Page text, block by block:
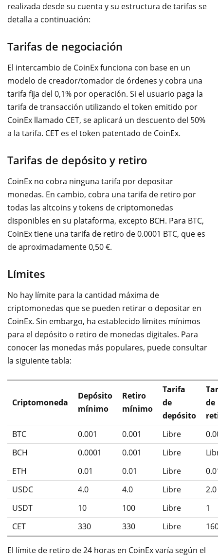
realizada desde su cuenta y su estructura de tarifas se
detalla a continuación:
Tarifas de negociación
El intercambio de CoinEx funciona con base en un
modelo de creador/tomador de órdenes y cobra una
tarifa fija del 0,1% por operación. Si el usuario paga la
tarifa de transacción utilizando el token emitido por
CoinEx llamado CET, se aplicará un descuento del 50%
a la tarifa. CET es el token patentado de CoinEx.
Tarifas de depósito y retiro
CoinEx no cobra ninguna tarifa por depositar
monedas. En cambio, cobra una tarifa de retiro por
todas las altcoins y tokens de criptomonedas
disponibles en su plataforma, excepto BCH. Para BTC,
CoinEx tiene una tarifa de retiro de 0.0001 BTC, que es
de aproximadamente 0,50 €.
Límites
No hay límite para la cantidad máxima de
criptomonedas que se pueden retirar o depositar en
CoinEx. Sin embargo, ha establecido límites mínimos
para el depósito o retiro de monedas digitales. Para
conocer las monedas más populares, puede consultar
la siguiente tabla:
Criptomoneda
Depósito
mínimo
Retiro
mínimo
Tarifa
de
depósito
de
BTC
0.001 0.001 Libre
BCH
0.0001 0.001 Libre
ETH
0.01 0.01 Libre
USDC
4.0 4.0 Libre
2.0
USDT
10 100 Libre
1
CET
330 330 Libre
El límite de retiro de 24 horas en CoinEx varía según el